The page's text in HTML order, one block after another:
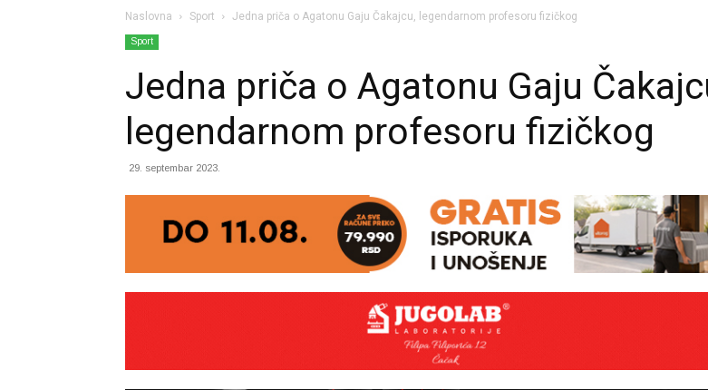
Naslovna Sport Jedna priča o Agatonu Gaju Čakajcu, legendarnom profesoru fizičkog
Sport
Jedna priča o Agatonu Gaju
legendarnom profesoru fizičkog
29. septembar 2023.